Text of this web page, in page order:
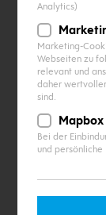
Analytics)
Marketing-
Webseiten zu
relevant und
daher
sind.
Mapbox
Bei der
und